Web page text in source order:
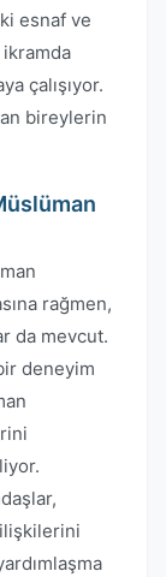
esnaf ve
çalışıyor.
bireylerin
rağmen,
da mevcut.
deneyim